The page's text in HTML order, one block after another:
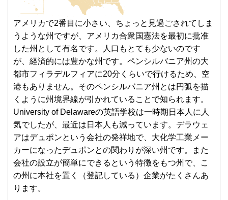
アメリカで2番目に小さい、ちょっと見過ごされてしま
うような州ですが、アメリカ合衆国憲法を最初に批准
した州として有名です。人口もとても少ないのです
が、経済的には豊かな州です。ペンシルバニア州の大
都市フィラデルフィアに20分くらいで行けるため、空
港もありません。そのペンシルバニア州とは円弧を描
くように州境界線が引かれていることで知られます。
University of Delawareの英語学校は一時期日本人に人
気でしたが、最近は日本人も減っています。デラウェ
アはデュポンという会社の発祥地で、大化学工業メー
カーになったデュポンとの関わりが深い州です。また
会社の設立が簡単にできるという特徴をもつ州で、こ
の州に本社を置く（登記している）企業がたくさんあ
ります。